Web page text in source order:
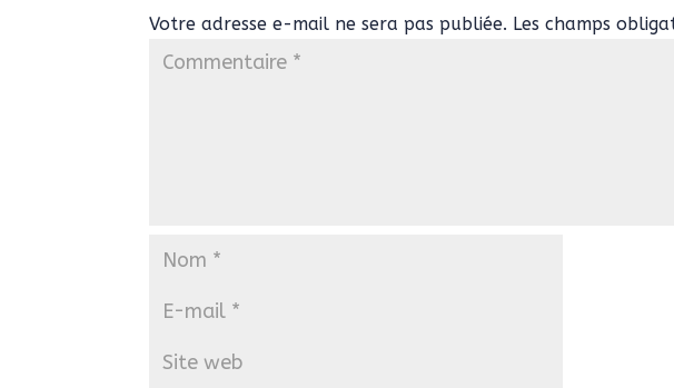
Votre adresse e-mail ne sera pas publiée. Les champs